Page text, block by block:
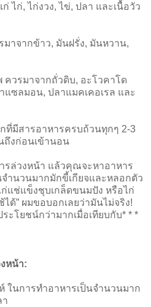
ก่, ไก่งวง, ไข่, ปลา และเนื้อวัว
าจากข้าว, มันฝรั่ง, มันหวาน,
รมาจากถั่วดิบ, อะโวคาโด
ซลมอน, ปลาแมคเคอเรล และ
สารอาหารครบถ้วนทุกๆ 2-3
ถึงก่อนเข้านอน
ล่วงหน้า แล้วคุณจะหาอาหาร
ำนวนมากมักขี้เกียจและหลอกตัว
แช่แข็งชุบเกล็ดขนมปัง หรือไก่
ด้” ผมขอบอกเลยว่ามันไม่จริง!
ะโยชน์กว่ามากเมื่อเทียบกับ* * *
หน้า:
นการทำอาหารเป็นจำนวนมาก
า